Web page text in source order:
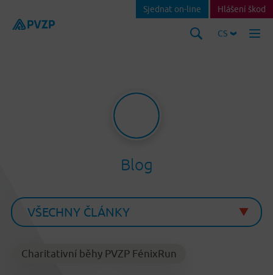
CS
Sjednat on-line Hlášení škod
Blog
Charitativní běhy PVZP FénixRun